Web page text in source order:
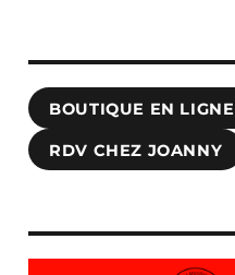
BOUTIQUE EN LIGNE
RDV CHEZ JOANNY